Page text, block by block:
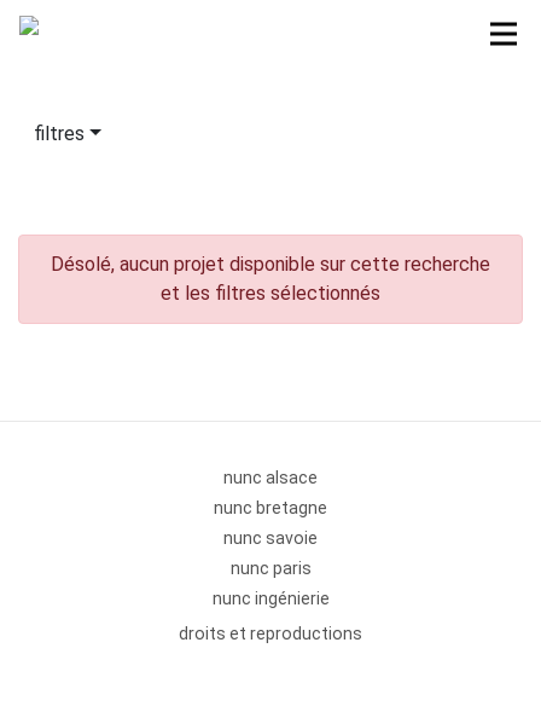
filtres
Désolé, aucun projet disponible sur cette recherche
et les filtres sélectionnés
nunc alsace
nunc bretagne
nunc savoie
nunc paris
nunc ingénierie
droits et reproductions